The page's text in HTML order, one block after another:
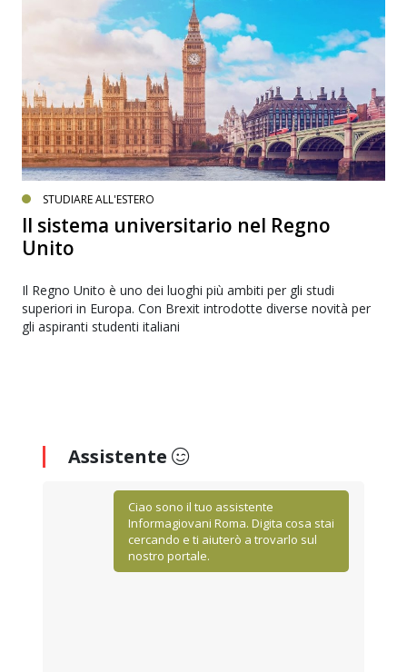
STUDIARE ALL'ESTERO
Il sistema universitario nel Regno
Unito
Il Regno Unito è uno dei luoghi più ambiti per gli studi
superiori in Europa. Con Brexit introdotte diverse novità per
gli aspiranti studenti italiani
Assistente
Ciao sono il tuo assistente
Informagiovani Roma. Digita cosa stai
cercando e ti aiuterò a trovarlo sul
nostro portale.